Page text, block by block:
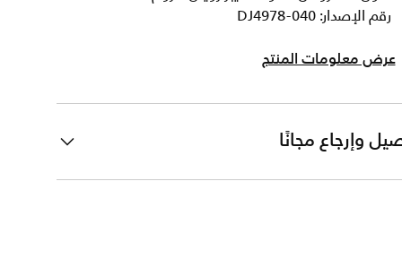
رقم الإصدار: DJ4978-040
عرض معلومات المنتج
وإرجاع مجانًا